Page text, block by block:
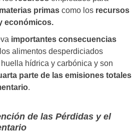
materias primas como los recursos
económicos.
importantes consecuencias
alimentos desperdiciados
hídrica y carbónica y son
parte de las emisiones totales
.
de las Pérdidas y el